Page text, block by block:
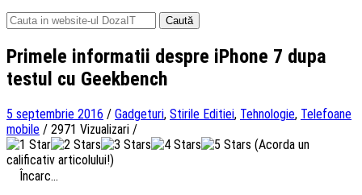
Caută
după:
Primele informatii despre iPhone 7 dupa
testul cu Geekbench
5 septembrie 2016 / Gadgeturi, Stirile Editiei, Tehnologie, Telefoane
mobile / 2971 Vizualizari /
(Acorda un
calificativ articolului!)
Încarc...